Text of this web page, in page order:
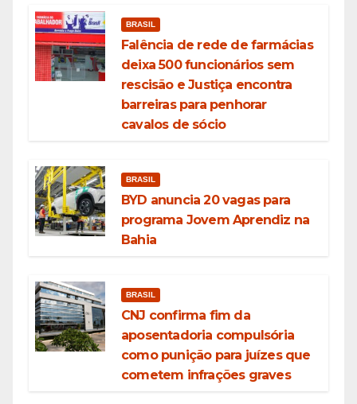
BRASIL
Falência de rede de farmácias
deixa 500 funcionários sem
rescisão e Justiça encontra
barreiras para penhorar
cavalos de sócio
BRASIL
BYD anuncia 20 vagas para
programa Jovem Aprendiz na
Bahia
BRASIL
CNJ confirma fim da
aposentadoria compulsória
como punição para juízes que
cometem infrações graves